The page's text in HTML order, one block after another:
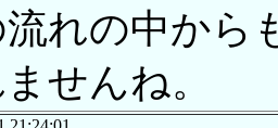
流れの中から
せんね。